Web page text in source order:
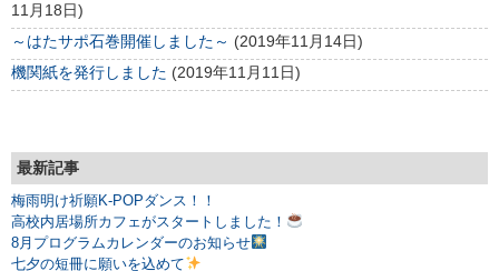
11月18日)
～はたサポ石巻開催しました～ (2019年11月14日)
機関紙を発行しました (2019年11月11日)
最新記事
梅雨明け祈願K-POPダンス！！
高校内居場所カフェがスタートしました！
8月プログラムカレンダーのお知らせ
七夕の短冊に願いを込めて